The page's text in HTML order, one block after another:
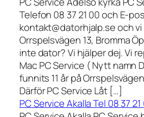
Telefon 08 37 21 00 och E-
kontakt@datorhjalp.se och vi
Orrspelsvägen 13, Bromma
inte dator? Vi hjälper dej. Vi
Mac PC Service ( Nytt namn
funnits 11 år på
Därför PC Service Låt […]
PC Service Akalla Tel 08 37 21